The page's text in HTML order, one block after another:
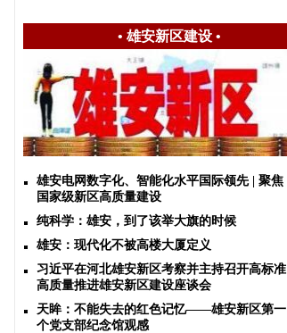
• 雄安新区建设•
雄安电网数字化、智能化水平国际领先 | 聚焦
国家级新区高质量建设
纯科学：雄安，到了该举大旗的时候
雄安：现代化不被高楼大厦定义
习近平在河北雄安新区考察并主持召开高标准
高质量推进雄安新区建设座谈会
天眸：不能失去的红色记忆——雄安新区第一
个党支部纪念馆观感